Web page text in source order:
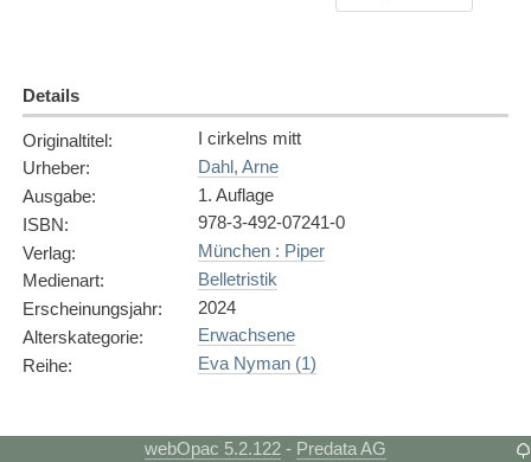
Details
Originaltitel:
I cirkelns mitt
Urheber:
Dahl, Arne
Ausgabe:
1. Auflage
ISBN:
978-3-492-07241-0
Verlag:
München : Piper
Medienart:
Belletristik
Erscheinungsjahr:
2024
Alterskategorie:
Erwachsene
Reihe: Eva Nyman (1)
webOpac 5.2.122 - Predata AG